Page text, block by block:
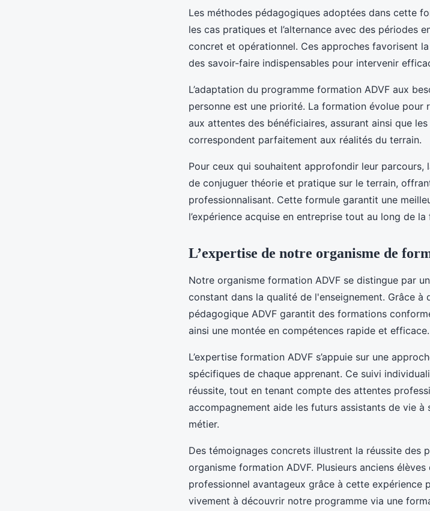
Les méthodes pédagogiques adoptées dans cette
les cas pratiques et l’alternance avec des périodes
concret et opérationnel. Ces approches favorisent
des savoir-faire indispensables pour intervenir
L’adaptation du programme formation ADVF aux
personne est une priorité. La formation évolue pour
aux attentes des bénéficiaires, assurant ainsi que
correspondent parfaitement aux réalités du terrain.
Pour ceux qui souhaitent approfondir leur
de conjuguer théorie et pratique sur le terrain,
professionnalisant. Cette formule garantit une
l’expérience acquise en entreprise tout au long de
L’expertise de notre organisme de
Notre organisme formation ADVF se distingue par
constant dans la qualité de l'enseignement. Grâce
pédagogique ADVF garantit des formations
ainsi une montée en compétences rapide et efficace.
L’expertise formation ADVF s’appuie sur une
spécifiques de chaque apprenant. Ce suivi
réussite, tout en tenant compte des attentes
accompagnement aide les futurs assistants de vie à
métier.
Des témoignages concrets illustrent la réussite des
organisme formation ADVF. Plusieurs anciens
professionnel avantageux grâce à cette expérience
vivement à découvrir notre programme via une